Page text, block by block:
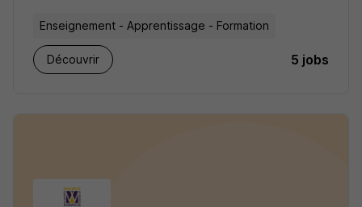
Enseignement - Apprentissage - Formation
Découvrir 5 jobs